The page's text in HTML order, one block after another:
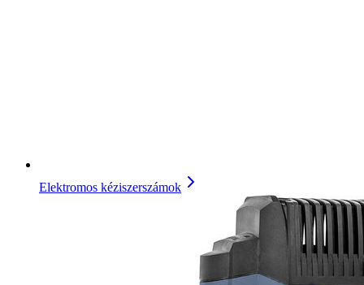
Elektromos kéziszerszámok